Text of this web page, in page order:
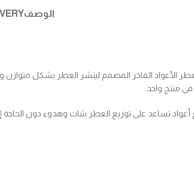
الوصف
الأعواد الفاخر المصمم لينشر العطر بشكل
في منتج واحد.
أعواد تساعد على توزيع العطر بثبات وهدوء دون